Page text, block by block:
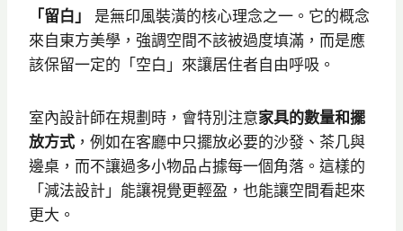
「留白」
是無印風裝潢的核心理念之一。它的概念
來自東方美學，強調空間不該被過度填滿，而是應
該保留一定的「空白」來讓居住者自由呼吸。
室內設計師在規劃時，會特別注意家具的數量和擺
放方式 ，例如在客廳中只擺放必要的沙發、茶几與
邊桌，而不讓過多小物品占據每一個角落。這樣的
「減法設計」能讓視覺更輕盈，也能讓空間看起來
更大。